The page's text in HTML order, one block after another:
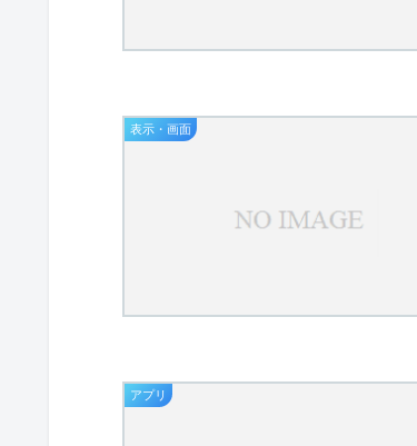
表示・画面
アプリ